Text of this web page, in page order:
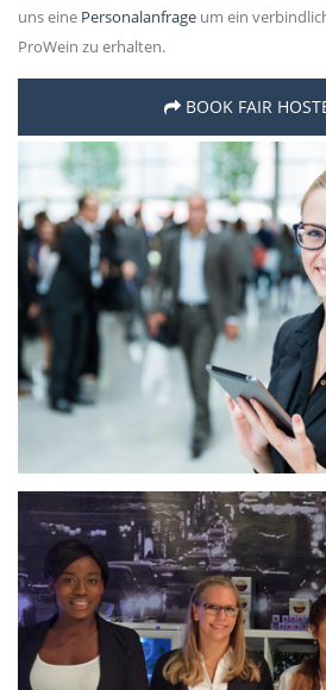
uns eine Personalanfrage um ein
ProWein zu erhalten.
BOOK FAIR